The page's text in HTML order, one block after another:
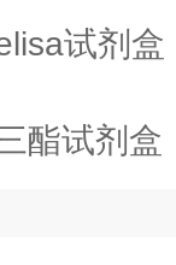
试剂盒
酯试剂盒